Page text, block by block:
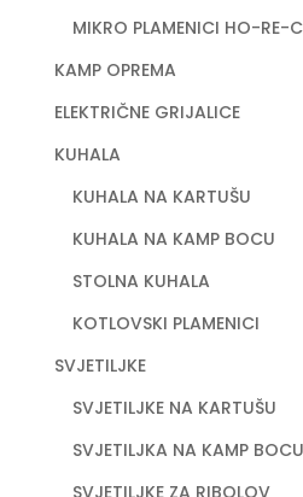
MIKRO PLAMENICI HO-RE-
KAMP OPREMA
ELEKTRIČNE GRIJALICE
KUHALA
KUHALA NA KARTUŠU
KUHALA NA KAMP BOCU
STOLNA KUHALA
KOTLOVSKI PLAMENICI
SVJETILJKE
SVJETILJKE NA KARTUŠU
SVJETILJKA NA KAMP BOCU
SVJETILJKE ZA RIBOLOV